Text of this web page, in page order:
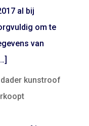
al bij
om te
van
kunstroof